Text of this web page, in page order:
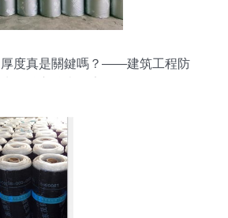
厚度真是關鍵嗎？——建筑工程防